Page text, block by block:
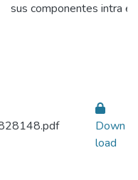
sus componentes intra e
Down
load